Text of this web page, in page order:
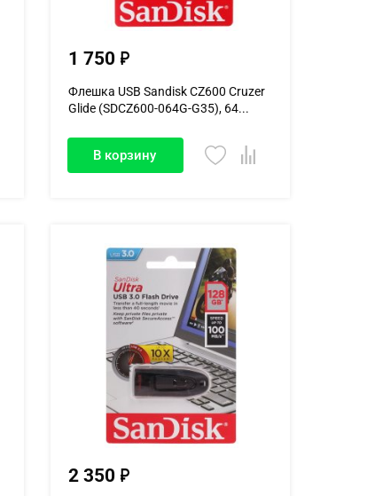
1 750
Флешка USB Sandisk CZ600 Cruzer
Glide (SDCZ600-064G-G35), 64...
В корзину
2 350